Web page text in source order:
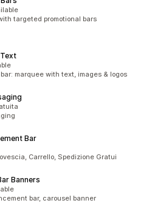
targeted promotional bars
marquee with text, images & logos
Bar
Carrello, Spedizione Gratui
Banners
bar, carousel banner